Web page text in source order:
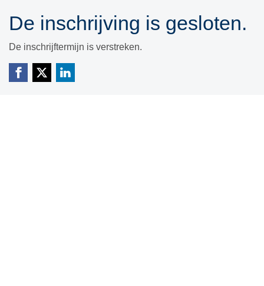
De inschrijving is gesloten.
De inschrijftermijn is verstreken.